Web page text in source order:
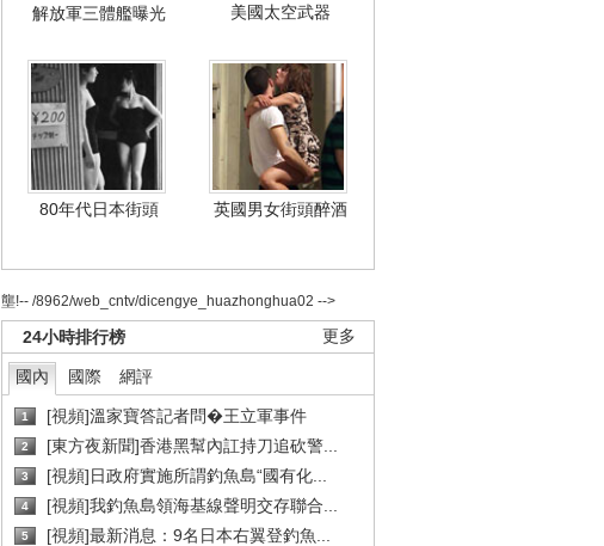
解放軍三體艦曝光 美國太空武器
80年代日本街頭 英國男女街頭醉酒
壟!-- /8962/web_cntv/dicengye_huazhonghua02 -->
更多
24小時排行榜
國內 國際 網評
1 [視頻]溫家寶答記者問�王立軍事件
2 [東方夜新聞]香港黑幫內訌持刀追砍警...
3 [視頻]日政府實施所謂釣魚島“國有化...
4 [視頻]我釣魚島領海基線聲明交存聯合...
5 [視頻]最新消息：9名日本右翼登釣魚...